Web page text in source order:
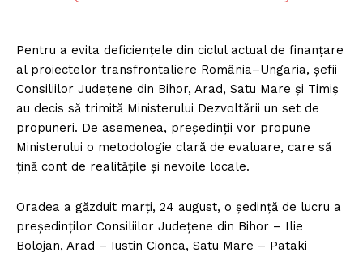
Pentru a evita deficiențele din ciclul actual de finanțare
al proiectelor transfrontaliere România–Ungaria, șefii
Consiliilor Județene din Bihor, Arad, Satu Mare și Timiș
au decis să trimită Ministerului Dezvoltării un set de
propuneri. De asemenea, președinții vor propune
Ministerului o metodologie clară de evaluare, care să
țină cont de realitățile și nevoile locale.
Oradea a găzduit marți, 24 august, o ședință de lucru a
președinților Consiliilor Județene din Bihor – Ilie
Bolojan, Arad – Iustin Cionca, Satu Mare – Pataki